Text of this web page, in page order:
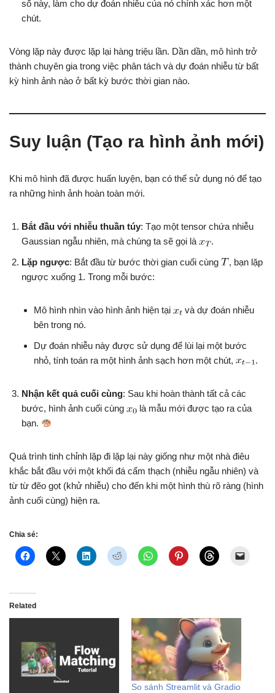
số này, làm cho dự đoán nhiễu của nó chính xác hơn một
chút.
Vòng lặp này được lặp lại hàng triệu lần. Dần dần, mô hình trở
thành chuyên gia trong việc phân tách và dự đoán nhiễu từ bất
kỳ hình ảnh nào ở bất kỳ bước thời gian nào.
Suy luận (Tạo ra hình ảnh mới)
Khi mô hình đã được huấn luyện, bạn có thể sử dụng nó để tạo
ra những hình ảnh hoàn toàn mới.
Bắt đầu với nhiễu thuần túy: Tạo một tensor chứa nhiễu
Gaussian ngẫu nhiên, mà chúng ta sẽ gọi là
.
Lặp ngược: Bắt đầu từ bước thời gian cuối cùng
, bạn lặp
ngược xuống 1. Trong mỗi bước:
Mô hình nhìn vào hình ảnh hiện tại
và dự đoán nhiễu
bên trong nó.
Dự đoán nhiễu này được sử dụng để lùi lại một bước
nhỏ, tính toán ra một hình ảnh sạch hơn một chút,
.
Nhận kết quả cuối cùng: Sau khi hoàn thành tất cả các
bước, hình ảnh cuối cùng
là mẫu mới được tạo ra của
bạn.
Quá trình tinh chỉnh lặp đi lặp lại này giống như một nhà điêu
khắc bắt đầu với một khối đá cẩm thạch (nhiễu ngẫu nhiên) và
từ từ đẽo gọt (khử nhiễu) cho đến khi một hình thù rõ ràng (hình
ảnh cuối cùng) hiện ra.
Chia sẻ:
Related
So sánh Streamlit và Gradio